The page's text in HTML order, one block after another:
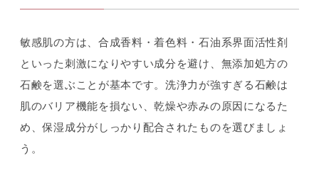
敏感肌の方は、合成香料・着色料・石油系界面活性剤
といった刺激になりやすい成分を避け、無添加処方の
石鹸を選ぶことが基本です。洗浄力が強すぎる石鹸は
肌のバリア機能を損ない、乾燥や赤みの原因になるた
め、保湿成分がしっかり配合されたものを選びましょ
う。